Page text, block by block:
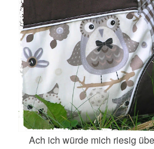
Ach ich würde mich riesig